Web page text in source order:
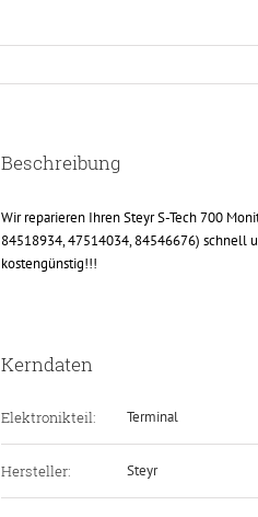
Beschreibung
Wir reparieren Ihren Steyr S-Tech 700
84518934, 47514034, 84546676) schnell
kostengünstig!!!
Kerndaten
Elektronikteil: Terminal
Hersteller: Steyr